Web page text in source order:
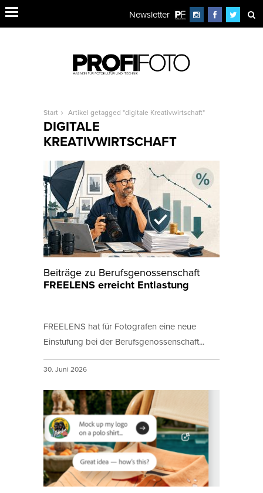
Newsletter
Start Artikel getagged "digitale Kreativwirtschaft"
DIGITALE
KREATIVWIRTSCHAFT
Beiträge zu Berufsgenossenschaft
FREELENS erreicht Entlastung
FREELENS hat für Fotografen eine neue
Einstufung bei der Berufsgenossenschaft...
30. Juni 2026